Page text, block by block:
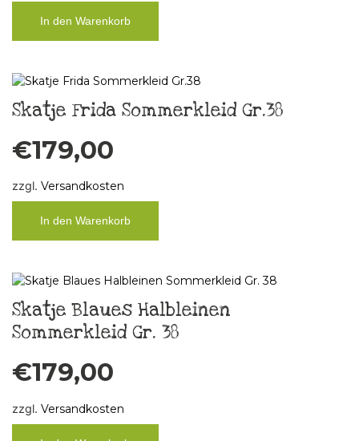
In den Warenkorb
Skatje Frida Sommerkleid Gr.38
€179,00
zzgl. Versandkosten
In den Warenkorb
Skatje Blaues Halbleinen
Sommerkleid Gr. 38
€179,00
zzgl. Versandkosten